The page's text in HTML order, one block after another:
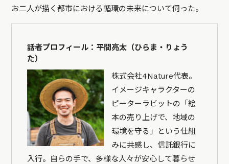
お二人が描く都市における循環の未来について伺った。
話者プロフィール：平間亮太（ひらま・りょう
た）
株式会社4Nature代表。
イメージキャラクターの
ピーターラビットの「絵
本の売り上げで、地域の
環境を守る」という仕組
みに共感し、信託銀行に
入行。自らの手で、多様な人々が安心して暮らせ